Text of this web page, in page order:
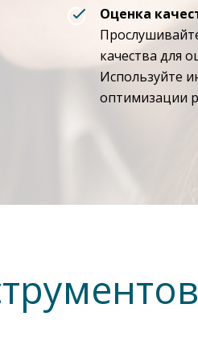
Оценка
качества для
Используйте
оптимизации